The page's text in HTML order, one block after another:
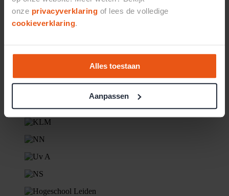
onze privacyverklaring of lees de volledige
cookieverklaring.
Alles toestaan
Aanpassen